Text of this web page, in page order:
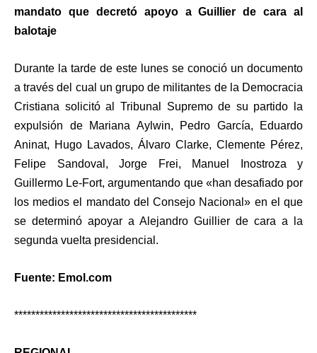
mandato que decretó apoyo a Guillier de cara al
balotaje
Durante la tarde de este lunes se conoció un documento
a través del cual un grupo de militantes de la Democracia
Cristiana solicitó al Tribunal Supremo de su partido la
expulsión de Mariana Aylwin, Pedro García, Eduardo
Aninat, Hugo Lavados, Álvaro Clarke, Clemente Pérez,
Felipe Sandoval, Jorge Frei, Manuel Inostroza y
Guillermo Le-Fort, argumentando que «han desafiado por
los medios el mandato del Consejo Nacional» en el que
se determinó apoyar a Alejandro Guillier de cara a la
segunda vuelta presidencial.
Fuente: Emol.com
*******************************************